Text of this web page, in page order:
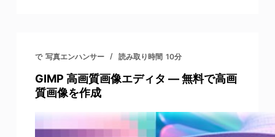
で 写真エンハンサー 読み取り時間 10分
GIMP 高画質画像エディタ — 無料で高画
質画像を作成